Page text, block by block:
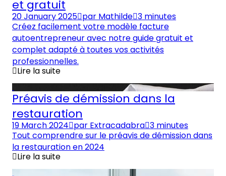
et gratuit
20 January 2025 par Mathilde 3 minutes
Créez facilement votre modèle facture
autoentrepreneur avec notre guide gratuit et
complet adapté à toutes vos activités
professionnelles.
Lire la suite
Préavis de démission dans la
restauration
19 March 2024 par Extracadabra 3 minutes
Tout comprendre sur le préavis de démission dans
la restauration en 2024
Lire la suite